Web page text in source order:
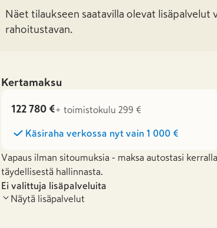
Näet tilaukseen saatavilla olevat lisäpalvelut
rahoitustavan.
Kertamaksu
122 780 €+ toimistokulu 299 €
Käsiraha verkossa nyt vain 1 000 €
Vapaus ilman sitoumuksia - maksa autostasi
täydellisestä hallinnasta.
Ei valittuja lisäpalveluita
Näytä lisäpalvelut